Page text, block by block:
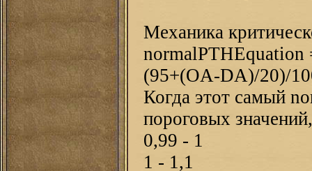
Механика
(95+(OA-DA)/20)/
Когда этот самый
пороговых
0,99 - 1
1 - 1,1